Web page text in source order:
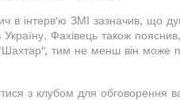
в інтерв'ю ЗМІ зазначив, що
Україну. Фахівець також
тим не менш він може
з клубом для обговорення